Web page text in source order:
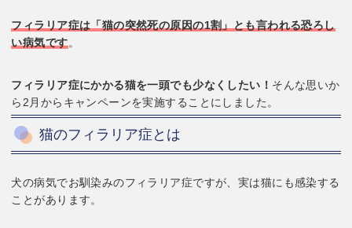
フィラリア症は「猫の突然死の原因の1割」とも言われる恐ろし
い病気です。
フィラリア症にかかる猫を一頭でも少なくしたい！ そんな思いか
ら2月からキャンペーンを実施することにしました。
猫のフィラリア症とは
犬の病気でお馴染みのフィラリア症ですが、実は猫にも感染する
ことがあります。